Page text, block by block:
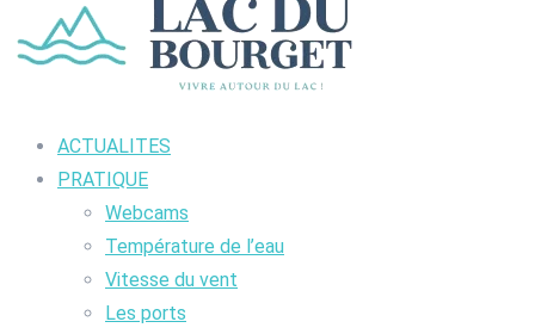
ACTUALITES
PRATIQUE
Webcams
Température de l’eau
Vitesse du vent
Les ports